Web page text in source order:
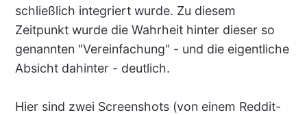
schließlich integriert wurde. Zu diesem
Zeitpunkt wurde die Wahrheit hinter dieser so
genannten "Vereinfachung" - und die eigentliche
Absicht dahinter - deutlich.
Hier sind zwei Screenshots (von einem Reddit-